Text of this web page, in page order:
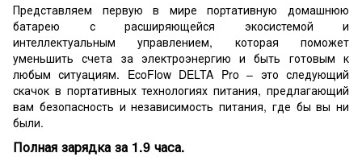
Представляем первую в мире портативную домашнюю
батарею с расширяющейся экосистемой и
интеллектуальным управлением, которая поможет
уменьшить счета за электроэнергию и быть готовым к
любым ситуациям. EcoFlow DELTA Pro – это следующий
скачок в портативных технологиях питания, предлагающий
вам безопасность и независимость питания, где бы вы ни
были.
Полная зарядка за 1.9 часа.